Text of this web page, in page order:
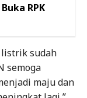
RPK
listrik sudah
semoga
maju dan